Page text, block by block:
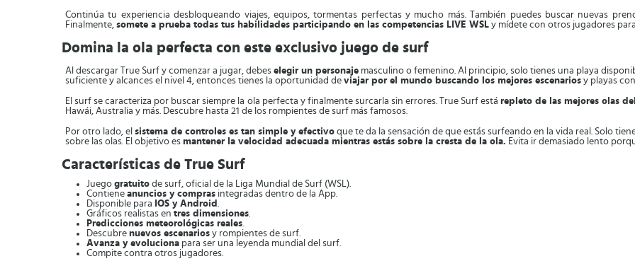
Continúa tu experiencia desbloqueando viajes, equipos, tormentas perfectas y mucho más. También puedes buscar nuevas
Finalmente, somete a prueba todas tus habilidades participando en las competencias LIVE WSL y mídete con otros jugadores
Domina la ola perfecta con este exclusivo juego de surf
Al descargar True Surf y comenzar a jugar, debes elegir un personaje masculino o femenino. Al principio, solo tienes una playa
suficiente y alcances el nivel 4, entonces tienes la oportunidad de viajar por el mundo buscando los mejores escenarios y playas
El surf se caracteriza por buscar siempre la ola perfecta y finalmente surcarla sin errores. True Surf estárepleto de las mejores olas
Hawái, Australia y más. Descubre hasta 21 de los rompientes de surf más famosos.
Por otro lado, el sistema de controles es tan simple y efectivo que te da la sensación de que estás surfeando en la vida real. Solo
sobre las olas. El objetivo es mantener la velocidad adecuada mientras estás sobre la cresta de la ola. Evita ir demasiado lento
Características de True Surf
Juego gratuito de surf, oficial de la Liga Mundial de Surf (WSL).
Contiene anuncios y compras integradas dentro de la App.
Disponible para IOS y Android .
Gráficos realistas en tres dimensiones.
Predicciones meteorológicas reales.
Descubre nuevos escenarios y rompientes de surf.
Avanza y evoluciona para ser una leyenda mundial del surf.
Compite contra otros jugadores.